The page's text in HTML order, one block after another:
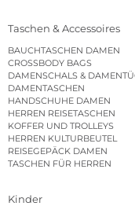
Taschen & Accessoires
BAUCHTASCHEN DAMEN
CROSSBODY BAGS
DAMENSCHALS &
DAMENTASCHEN
HANDSCHUHE DAMEN
HERREN REISETASCHEN
KOFFER UND TROLLEYS
HERREN KULTURBEUTEL
REISEGEPÄCK DAMEN
TASCHEN FÜR HERREN
Kinder